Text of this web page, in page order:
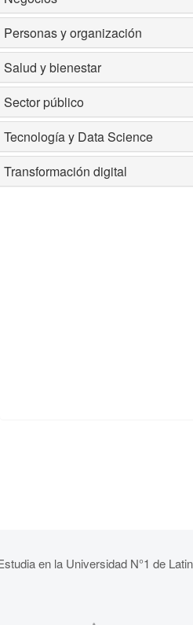
Personas y organización
Salud y bienestar
Sector público
Tecnología y Data Science
Transformación digital
en la Universidad N°1 de